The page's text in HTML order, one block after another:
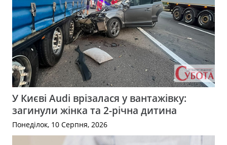
У Києві Audi врізалася у вантажівку:
загинули жінка та 2-річна дитина
Понеділок, 10 Серпня, 2026